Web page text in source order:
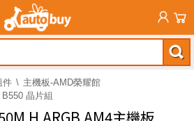
件
主機板-AMD榮耀館
B550 晶片組
H ARGB AM4主機板